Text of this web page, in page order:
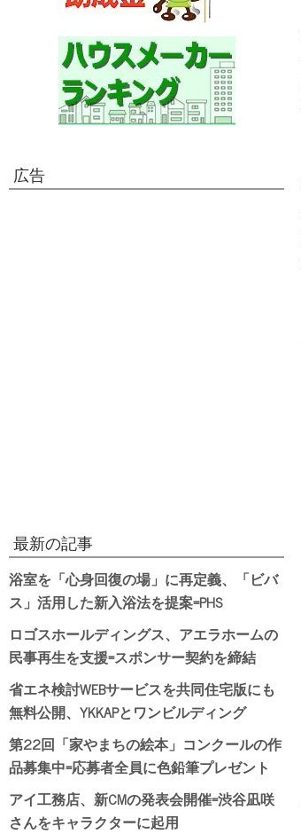
広告
最新の記事
浴室を「心身回復の場」に再定義、「ビバ
ス」活用した新入浴法を提案=PHS
ロゴスホールディングス、アエラホームの
民事再生を支援=スポンサー契約を締結
省エネ検討WEBサービスを共同住宅版にも
無料公開、YKKAPとワンビルディング
第22回「家やまちの絵本」コンクールの作
品募集中=応募者全員に色鉛筆プレゼント
アイ工務店、新CMの発表会開催=渋谷凪咲
さんをキャラクターに起用